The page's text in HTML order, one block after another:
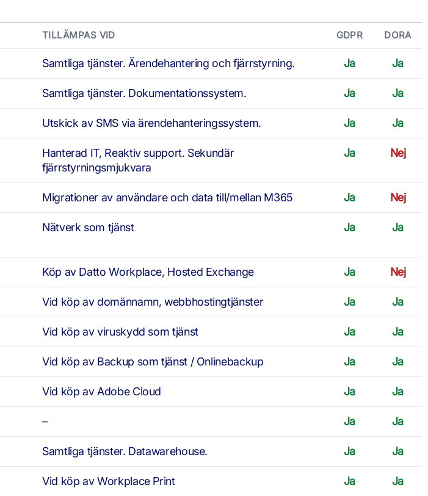
TILLÄMPAS VID GDPR DORA
Samtliga tjänster. Ärendehantering och fjärrstyrning. Ja Ja
Samtliga tjänster. Dokumentationssystem. Ja Ja
Utskick av SMS via ärendehanteringssystem. Ja Ja
Hanterad IT, Reaktiv support. Sekundär
fjärrstyrningsmjukvara
Ja Nej
Migrationer av användare och data till/mellan M365 Ja Nej
Nätverk som tjänst Ja Ja
Köp av Datto Workplace, Hosted Exchange Ja Nej
Vid köp av domännamn, webbhostingtjänster Ja Ja
Vid köp av viruskydd som tjänst Ja Ja
Vid köp av Backup som tjänst / Onlinebackup Ja Ja
Vid köp av Adobe Cloud Ja Ja
– Ja Ja
Samtliga tjänster. Datawarehouse. Ja Ja
Vid köp av Workplace Print Ja Ja